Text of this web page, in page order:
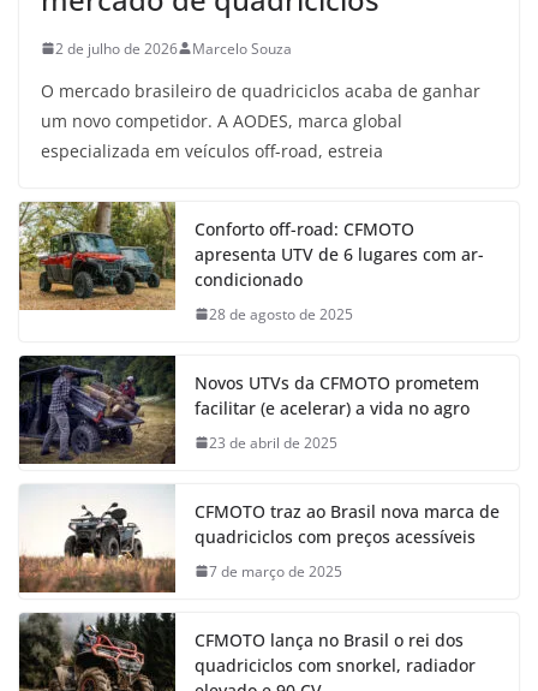
2 de julho de 2026 Marcelo Souza
O mercado brasileiro de quadriciclos acaba de ganhar
um novo competidor. A AODES, marca global
especializada em veículos off-road, estreia
Conforto off-road: CFMOTO
apresenta UTV de 6 lugares com ar-
condicionado
28 de agosto de 2025
Novos UTVs da CFMOTO prometem
facilitar (e acelerar) a vida no agro
23 de abril de 2025
CFMOTO traz ao Brasil nova marca de
quadriciclos com preços acessíveis
7 de março de 2025
CFMOTO lança no Brasil o rei dos
quadriciclos com snorkel, radiador